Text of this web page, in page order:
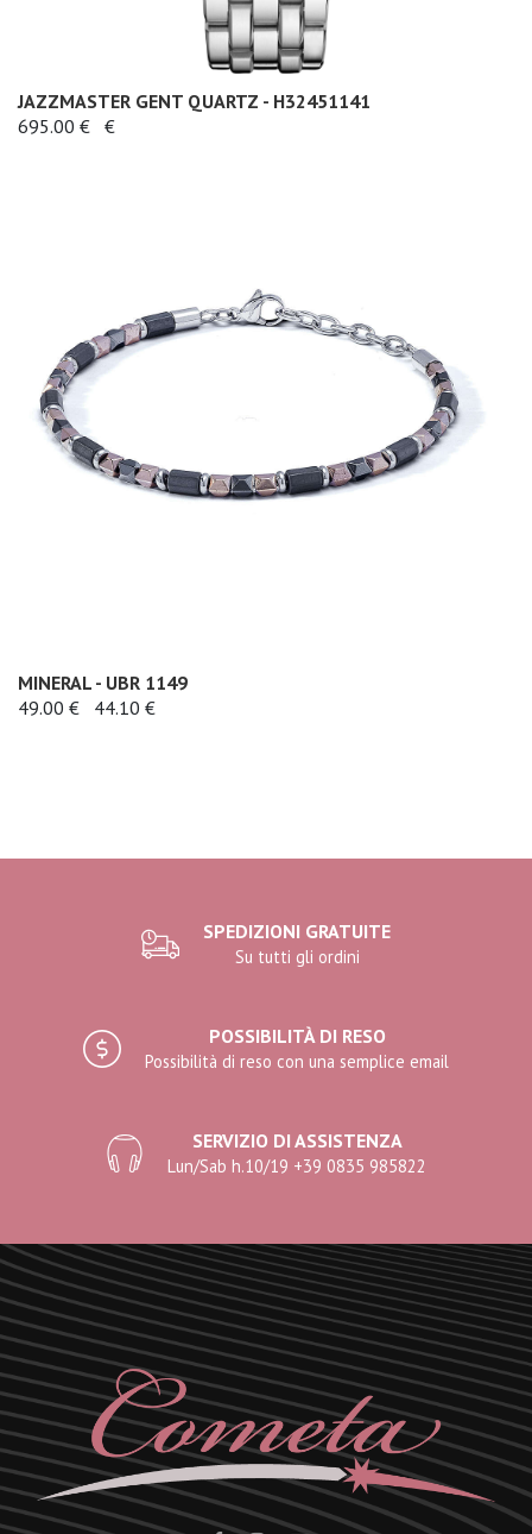
JAZZMASTER GENT QUARTZ - H32451141
695.00 € €
MINERAL - UBR 1149
49.00 €
44.10 €
SPEDIZIONI GRATUITE
Su tutti gli ordini
POSSIBILITÀ DI RESO
Possibilità di reso con una semplice email
SERVIZIO DI ASSISTENZA
Lun/Sab h.10/19 +39 0835 985822